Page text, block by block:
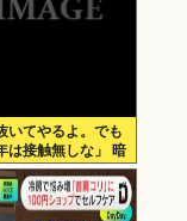
いてやるよ。でも
は接触無しな」 暗
ぎるだろ